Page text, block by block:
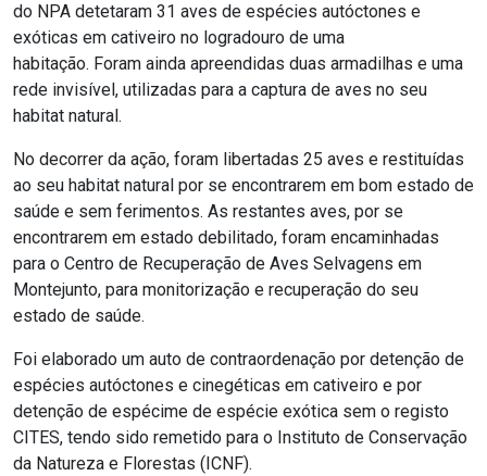
do NPA detetaram 31 aves de espécies autóctones e
exóticas em cativeiro no logradouro de uma
habitação. Foram ainda apreendidas duas armadilhas e uma
rede invisível, utilizadas para a captura de aves no seu
habitat natural.
No decorrer da ação, foram libertadas 25 aves e restituídas
ao seu habitat natural por se encontrarem em bom estado de
saúde e sem ferimentos. As restantes aves, por se
encontrarem em estado debilitado, foram encaminhadas
para o Centro de Recuperação de Aves Selvagens em
Montejunto, para monitorização e recuperação do seu
estado de saúde.
Foi elaborado um auto de contraordenação por detenção de
espécies autóctones e cinegéticas em cativeiro e por
detenção de espécime de espécie exótica sem o registo
CITES, tendo sido remetido para o Instituto de Conservação
da Natureza e Florestas (ICNF).